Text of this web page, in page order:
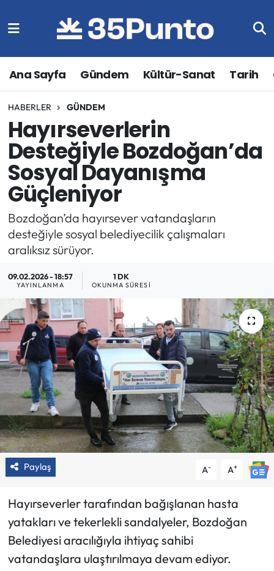
Ana Sayfa Gündem Kültür-Sanat Tarih
HABERLER GÜNDEM
Hayırseverlerin
Desteğiyle Bozdoğan’da
Sosyal Dayanışma
Güçleniyor
Bozdoğan’da hayırsever vatandaşların
desteğiyle sosyal belediyecilik çalışmaları
aralıksız sürüyor.
09.02.2026 - 18:57
YAYINLANMA
1 DK
OKUNMA SÜRESI
Paylaş A- A+
Hayırseverler tarafından bağışlanan hasta
yatakları ve tekerlekli sandalyeler, Bozdoğan
Belediyesi aracılığıyla ihtiyaç sahibi
vatandaşlara ulaştırılmaya devam ediyor.